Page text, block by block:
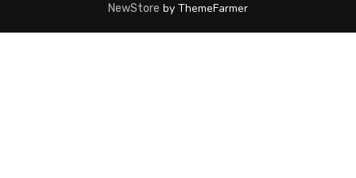
NewStore by ThemeFarmer